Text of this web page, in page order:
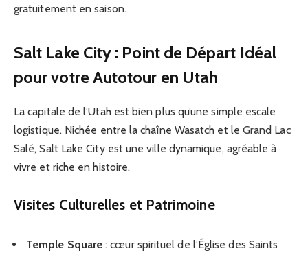
gratuitement en saison.
Salt Lake City : Point de Départ Idéal
pour votre Autotour en Utah
La capitale de l’Utah est bien plus qu’une simple escale
logistique. Nichée entre la chaîne Wasatch et le Grand Lac
Salé, Salt Lake City est une ville dynamique, agréable à
vivre et riche en histoire.
Visites Culturelles et Patrimoine
Temple Square : cœur spirituel de l’Église des Saints